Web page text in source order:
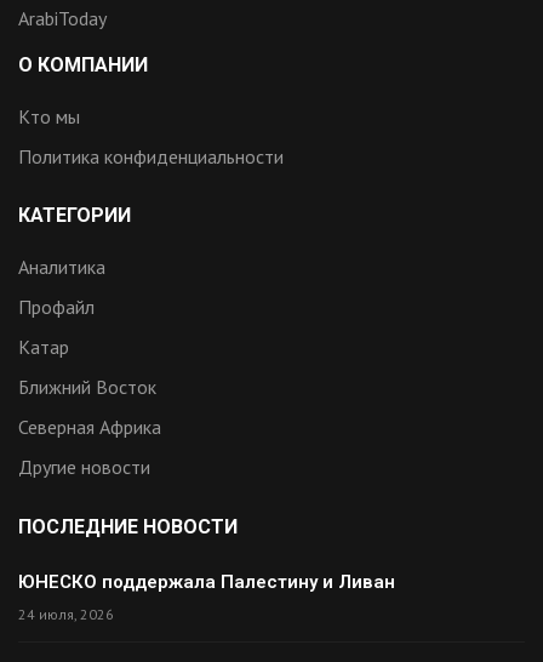
ArabiToday
О КОМПАНИИ
Кто мы
Политика конфиденциальности
КАТЕГОРИИ
Аналитика
Профайл
Катар
Ближний Восток
Северная Африка
Другие новости
ПОСЛЕДНИЕ НОВОСТИ
ЮНЕСКО поддержала Палестину и Ливан
24 июля, 2026